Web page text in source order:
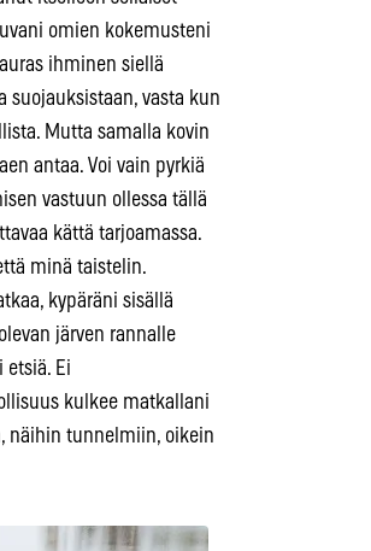
omien kokemusteni
ihminen siellä
vasta kun
Mutta samalla kovin
antaa. Voi vain pyrkiä
vastuun ollessa tällä
kättä tarjoamassa.
minä taistelin.
kypäräni sisällä
järven rannalle
Ei
kulkee matkallani
näihin tunnelmiin, oikein